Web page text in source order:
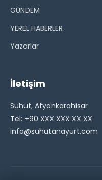
GÜNDEM
YEREL HABERLER
Yazarlar
İletişim
Suhut, Afyonkarahisar
Tel: +90 XXX XXX XX XX
info@suhutanayurt.com